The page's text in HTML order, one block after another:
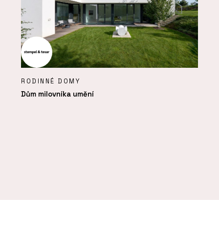
RODINNÉ DOMY
Dům milovníka umění